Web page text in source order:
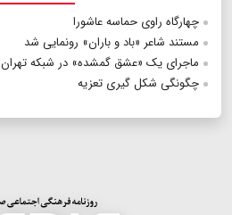
چهارگاه راوی حماسه عاشورا
مستند شاعر «باد و باران» رونمایی شد
ماجرای یک «عشق گمشده» در شبکه تهران
چگونگی شکل گیری تعزیه